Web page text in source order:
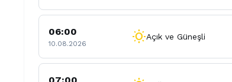
06:00
10.08.2026 wb_sunnyAçık ve Güneşli